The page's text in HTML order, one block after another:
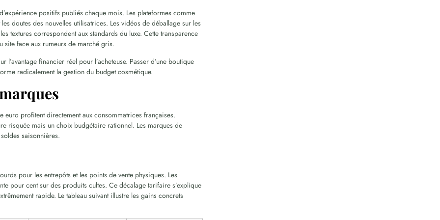
positifs publiés chaque mois. Les plateformes comme
doutes des nouvelles utilisatrices. Les vidéos de déballage sur les
textures correspondent aux standards du luxe. Cette transparence
face aux rumeurs de marché gris.
financier réel pour l’acheteuse. Passer d’une boutique
radicalement la gestion du budget cosmétique.
euro profitent directement aux consommatrices françaises.
risquée mais un choix budgétaire rationnel. Les marques de
saisonnières.
pour les entrepôts et les points de vente physiques. Les
pour cent sur des produits cultes. Ce décalage tarifaire s’explique
rapide. Le tableau suivant illustre les gains concrets